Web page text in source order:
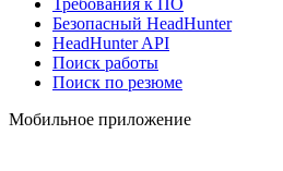
Безопасный HeadHunter
HeadHunter API
Поиск работы
Поиск по резюме
Мобильное приложение